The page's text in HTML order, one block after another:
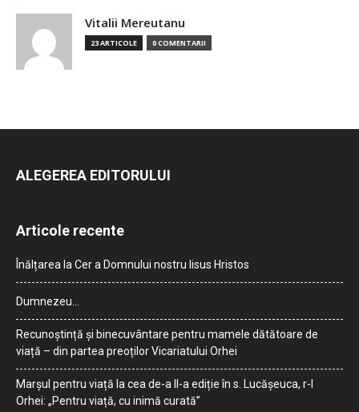
Vitalii Mereutanu
23 ARTICOLE 0 COMENTARII
ALEGEREA EDITORULUI
Articole recente
Înălțarea la Cer a Domnului nostru Iisus Hristos
Dumnezeu…
Recunoștință și binecuvântare pentru mamele dătătoare de
viață – din partea preoților Vicariatului Orhei
Marșul pentru viață la cea de-a II-a ediție în s. Lucășeuca, r-l
Orhei: „Pentru viață, cu inimă curată”